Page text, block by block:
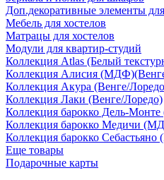
Доп.декоративные элементы
Мебель для хостелов
Матрацы для хостелов
Модули для квартир-студий
Коллекция Atlas (Белый
Коллекция Алисия
Коллекция Акура (Венге/
Коллекция Лаки (Венге/Лоредо)
Коллекция барокко Дель-
Коллекция барокко Медичи
Коллекция барокко
Еще товары
Подарочные карты